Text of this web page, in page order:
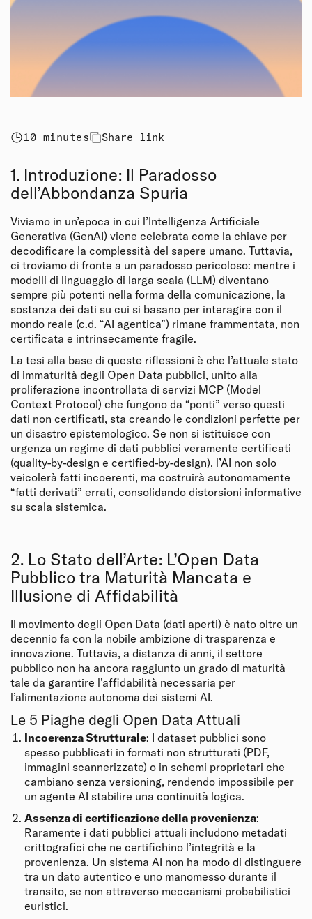
1. Introduzione: Il Paradosso
dell’Abbondanza Spuria
Viviamo in un’epoca in cui l’Intelligenza Artificiale
Generativa (GenAI) viene celebrata come la chiave per
decodificare la complessità del sapere umano. Tuttavia,
ci troviamo di fronte a un paradosso pericoloso: mentre i
modelli di linguaggio di larga scala (LLM) diventano
sempre più potenti nella forma della comunicazione, la
sostanza dei dati su cui si basano per interagire con il
mondo reale (c.d. “AI agentica”) rimane frammentata, non
certificata e intrinsecamente fragile.
La tesi alla base di queste riflessioni è che l’attuale stato
di immaturità degli Open Data pubblici, unito alla
proliferazione incontrollata di servizi MCP (Model
Context Protocol) che fungono da “ponti” verso questi
dati non certificati, sta creando le condizioni perfette per
un disastro epistemologico. Se non si istituisce con
urgenza un regime di dati pubblici veramente certificati
(quality-by-design e certified-by-design), l’AI non solo
veicolerà fatti incoerenti, ma costruirà autonomamente
“fatti derivati” errati, consolidando distorsioni informative
su scala sistemica.
2. Lo Stato dell’Arte: L’Open Data
Pubblico tra Maturità Mancata e
Illusione di Affidabilità
Il movimento degli Open Data (dati aperti) è nato oltre un
decennio fa con la nobile ambizione di trasparenza e
innovazione. Tuttavia, a distanza di anni, il settore
pubblico non ha ancora raggiunto un grado di maturità
tale da garantire l’affidabilità necessaria per
l’alimentazione autonoma dei sistemi AI.
Le 5 Piaghe degli Open Data Attuali
Incoerenza Strutturale: I dataset pubblici sono
spesso pubblicati in formati non strutturati (PDF,
immagini scannerizzate) o in schemi proprietari che
cambiano senza versioning, rendendo impossibile per
un agente AI stabilire una continuità logica.
Assenza di certificazione della provenienza:
Raramente i dati pubblici attuali includono metadati
crittografici che ne certifichino l’integrità e la
provenienza. Un sistema AI non ha modo di distinguere
tra un dato autentico e uno manomesso durante il
transito, se non attraverso meccanismi probabilistici
euristici.
10 minutes Share link